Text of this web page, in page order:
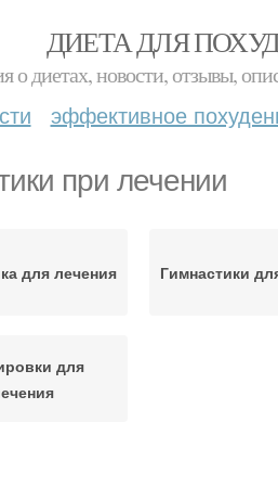
ДИЕТА ДЛЯ
о диетах, новости, отзывы,
эффективное
при лечении
для лечения Гимнастики
для